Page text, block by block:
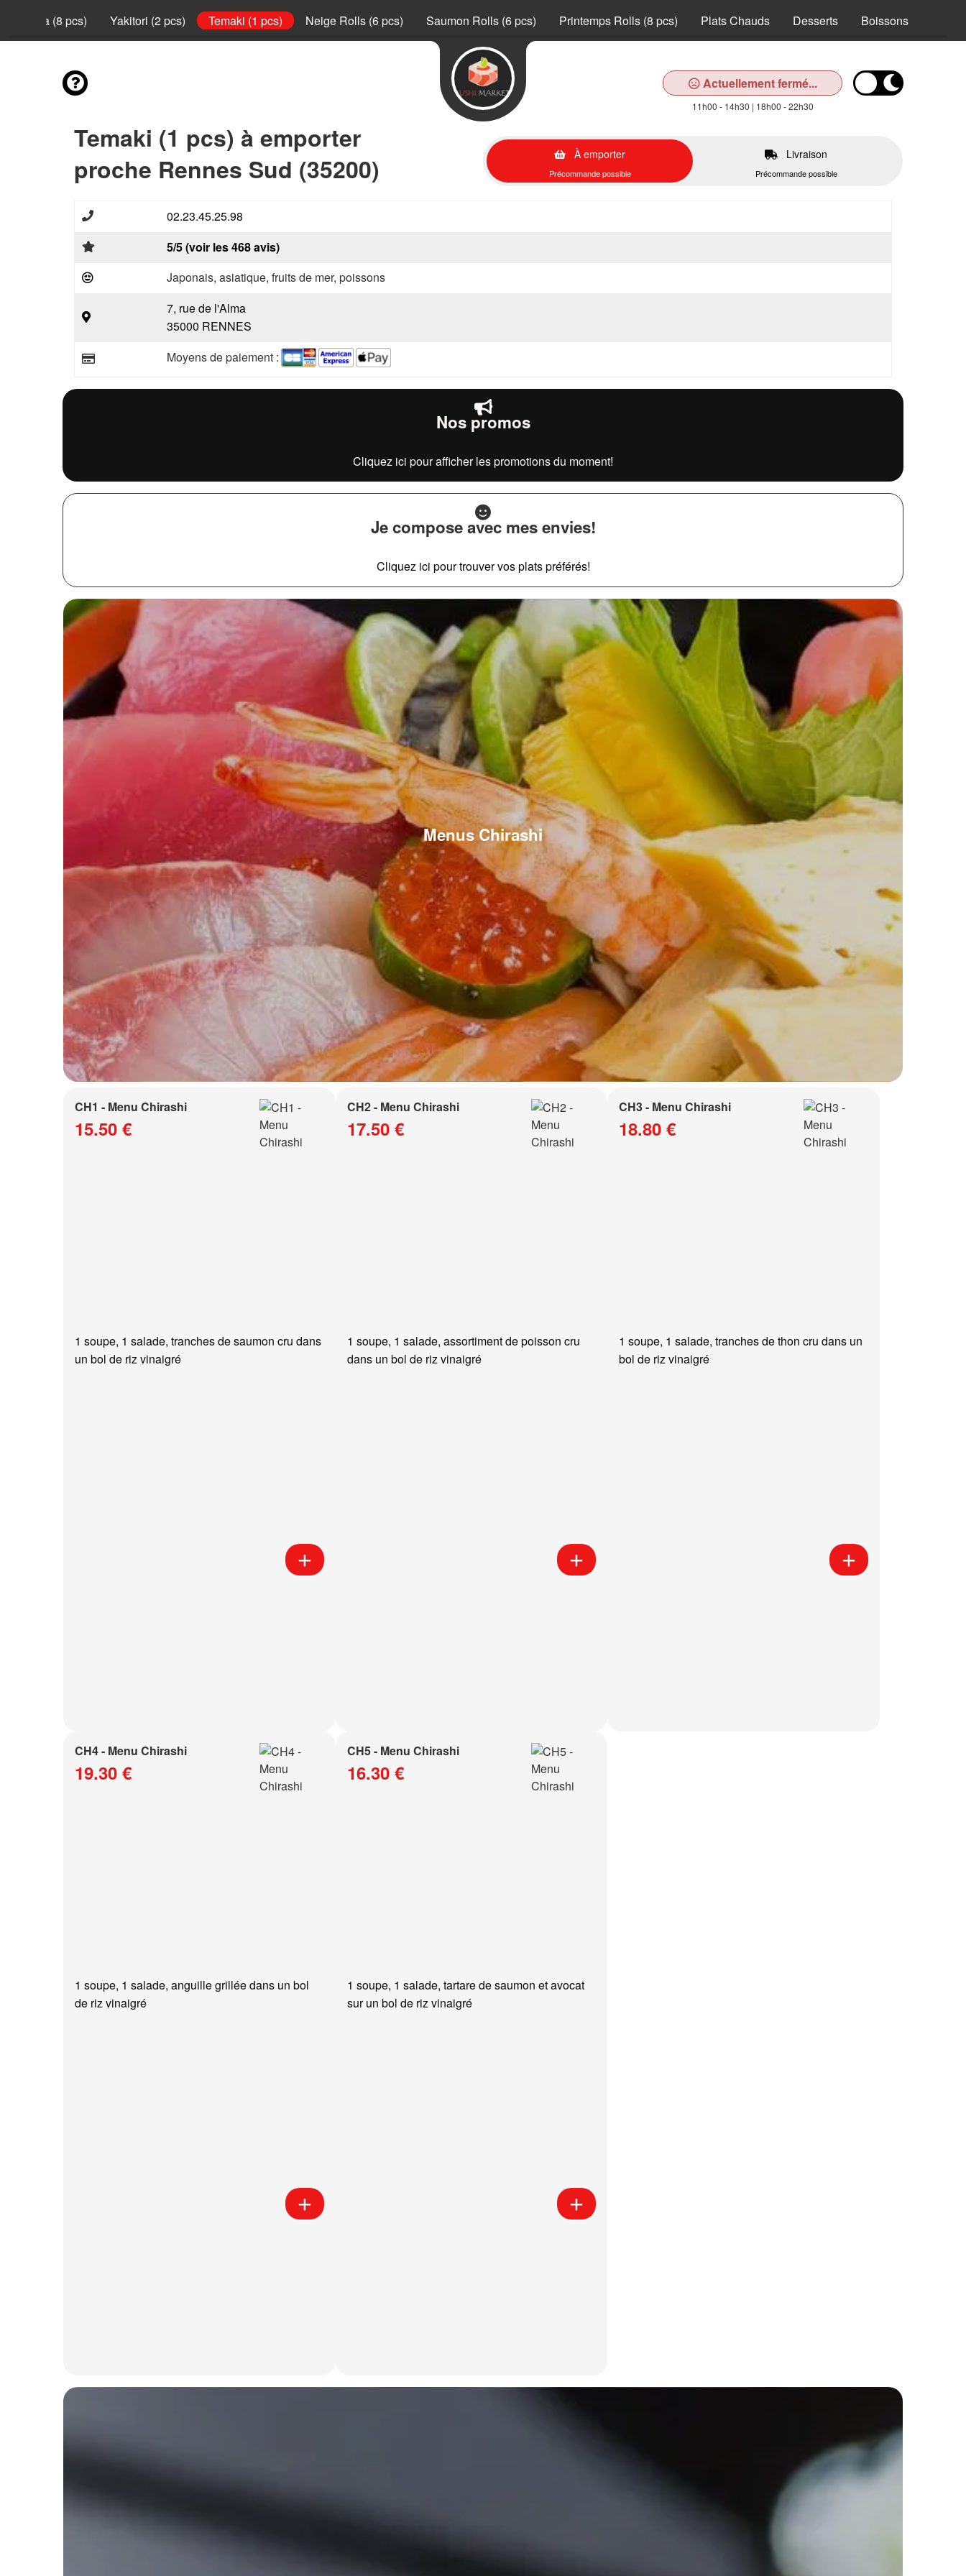
California (8 pcs) Yakitori (2 pcs) Temaki (1 pcs) Neige Rolls (6 pcs) Saumon Rolls (6 pcs) Printemps Rolls (8 pcs) Plats Chauds Desserts Boissons
Actuellement fermé...
11h00 - 14h30 | 18h00 - 22h30
Temaki (1 pcs) à emporter
proche Rennes Sud (35200)
À emporter
Précommande possible
Livraison
Précommande possible
02.23.45.25.98
5/5 (voir les 468 avis)
Japonais, asiatique, fruits de mer, poissons
7, rue de l'Alma
35000 RENNES
Moyens de paiement :
Nos promos
Cliquez ici pour afficher les promotions du moment!
Je compose avec mes envies!
Cliquez ici pour trouver vos plats préférés!
Menus Chirashi
CH1 - Menu Chirashi
15.50 €
1 soupe, 1 salade, tranches de saumon cru dans
un bol de riz vinaigré
CH2 - Menu Chirashi
17.50 €
1 soupe, 1 salade, assortiment de poisson cru
dans un bol de riz vinaigré
CH3 - Menu Chirashi
18.80 €
1 soupe, 1 salade, tranches de thon cru dans un
bol de riz vinaigré
CH4 - Menu Chirashi
19.30 €
1 soupe, 1 salade, anguille grillée dans un bol
de riz vinaigré
CH5 - Menu Chirashi
16.30 €
1 soupe, 1 salade, tartare de saumon et avocat
sur un bol de riz vinaigré